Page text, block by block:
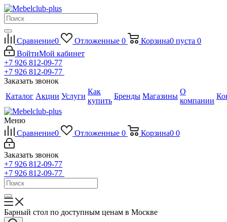
Сравнение0 Отложенные 0 Корзина0 пуста 0
ВойтиМой кабинет
+7 926 812-09-77
+7 926 812-09-77
Заказать звонок
Каталог Акции Услуги
Как
купить
Бренды Магазины
О
компании
Меню
Сравнение0 Отложенные 0 Корзина0 0
Заказать звонок
+7 926 812-09-77
+7 926 812-09-77
Барный стол по доступным ценам в Москве